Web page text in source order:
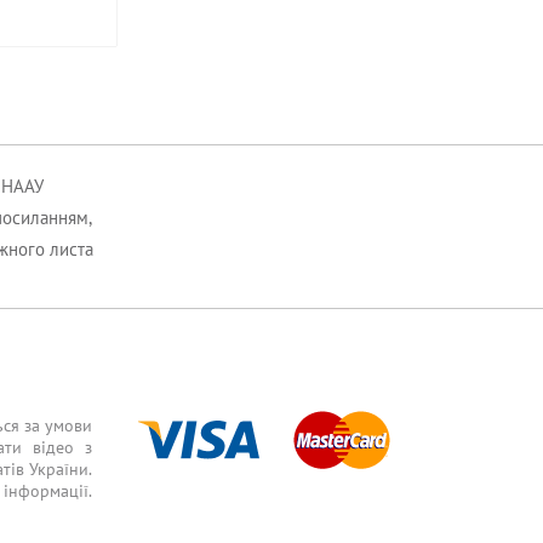
НААУ
листа
за умови
відео з
України.